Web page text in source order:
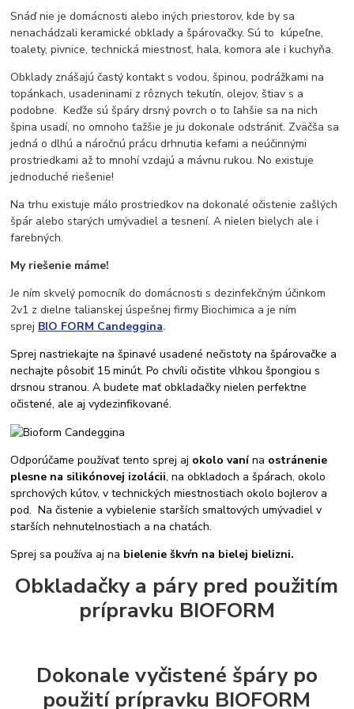
Snáď nie je domácnosti alebo iných priestorov, kde by sa
nenachádzali keramické obklady a špárovačky. Sú to kúpeľne,
toalety, pivnice, technická miestnosť, hala, komora ale i kuchyňa.
Obklady znášajú častý kontakt s vodou, špinou, podrážkami na
topánkach, usadeninami z rôznych tekutín, olejov, štiav s a
podobne. Keďže sú špáry drsný povrch o to ľahšie sa na nich
špina usadí, no omnoho ťažšie je ju dokonale odstrániť. Zväčša sa
jedná o dlhú a náročnú prácu drhnutia kefami a neúčinnými
prostriedkami až to mnohí vzdajú a mávnu rukou. No existuje
jednoduché riešenie!
Na trhu existuje málo prostriedkov na dokonalé očistenie zašlých
špár alebo starých umývadiel a tesnení. A nielen bielych ale i
farebných.
My riešenie máme!
Je ním skvelý pomocník do domácnosti s dezinfekčným účinkom
2v1 z dielne talianskej úspešnej firmy Biochimica a je ním
sprej BIO FORM Candeggina.
Sprej nastriekajte na špinavé usadené nečistoty na špárovačke a
nechajte pôsobiť 15 minút. Po chvíli očistite vlhkou špongiou s
drsnou stranou. A budete mať obkladačky nielen perfektne
očistené, ale aj vydezinfikované.
Odporúčame používať tento sprej aj okolo vanína ostránenie
plesne na silikónovej izolácii, na obkladoch a špárach, okolo
sprchových kútov, v technických miestnostiach okolo bojlerov a
pod. Na čistenie a vybielenie starších smaltových umývadiel v
starších nehnutelnostiach a na chatách.
Sprej sa používa aj na bielenie škvŕn na bielej bielizni.
Obkladačky a páry pred použitím
prípravku BIOFORM
Dokonale vyčistené špáry po
použití prípravku BIOFORM